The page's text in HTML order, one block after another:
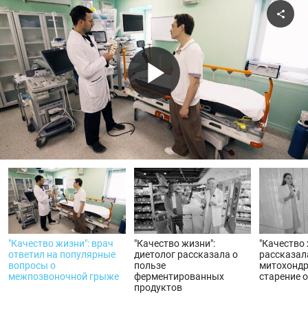
видео
"Качество жизни": врач
ответил на популярные
вопросы о
межпозвоночной грыже
"Качество жизни":
диетолог рассказала о
пользе
ферментированных
продуктов
старение